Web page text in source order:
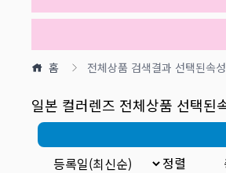
홈 전체상품 검색결과 선택된속
일본 컬러렌즈 전체상품 선택된
정렬